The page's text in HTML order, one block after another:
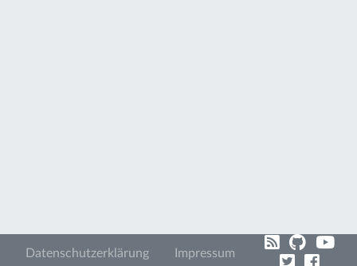
Datenschutzerklärung Impressum